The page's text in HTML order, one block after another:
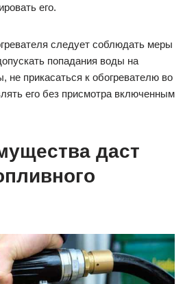
его.
следует соблюдать меры
попадания воды на
не прикасаться к обогревателю во
его без присмотра включенным
даст